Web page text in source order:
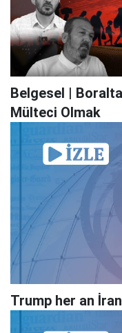
Belgesel |
Mülteci Olmak
Trump her an